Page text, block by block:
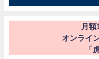
月
オンライ
「